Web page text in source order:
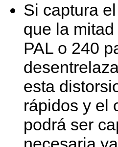
Si captura
que la
PAL o 240
esta
rápidos y el
podrá ser